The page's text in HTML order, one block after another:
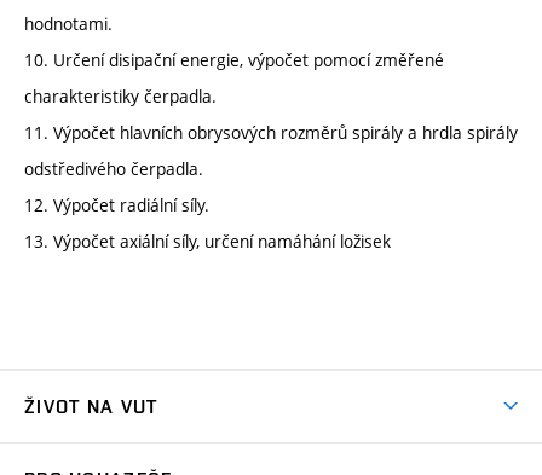
hodnotami.
10. Určení disipační energie, výpočet pomocí změřené
charakteristiky čerpadla.
11. Výpočet hlavních obrysových rozměrů spirály a hrdla spirály
odstředivého čerpadla.
12. Výpočet radiální síly.
13. Výpočet axiální síly, určení namáhání ložisek
ŽIVOT NA VUT